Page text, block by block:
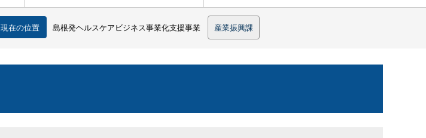
現在の位置 島根発ヘルスケアビジネス事業化支援事業 産業振興課